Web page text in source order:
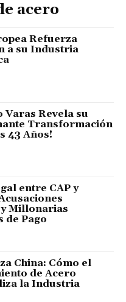
acero
Refuerza
a su Industria
Varas Revela su
Transformación
43 Años!
entre CAP y
Millonarias
de Pago
China: Cómo el
de Acero
la Industria